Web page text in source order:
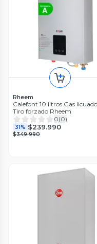
Rheem
Calefont 10 litros Gas licuado
Tiro forzado Rheem
0(0)
31% $239.990
$349.990